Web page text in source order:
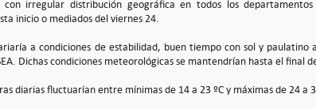
con irregular distribución geográfica en todos los
inicio o mediados del viernes 24.
a condiciones de estabilidad, buen tiempo con sol y
Dichas condiciones meteorológicas se mantendrían hasta el final
diarias fluctuarían entre mínimas de 14 a 23 ºC y máximas de 24 a